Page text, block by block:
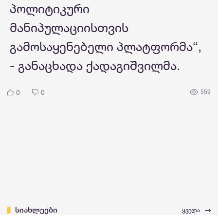
პოლიტიკური
მანიპულაციისთვის
გამოსაყენებელი პლატფორმა“,
- განაცხადა ქადაგიშვილმა.
0 0 559
სიახლეები ყველა